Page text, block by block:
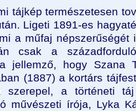
tájkép természetesen
Ligeti 1891-es
a műfaj népszerűségét
csak a
jellemző, hogy Szana
(1887) a kortárs
szerepel, a történeti
művészeti írója, Lyka